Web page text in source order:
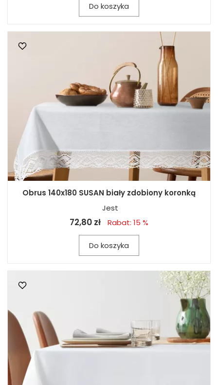
Do koszyka
Obrus 140x180 SUSAN biały zdobiony koronką
Jest
72,80 zł Rabat: 15 %
Do koszyka